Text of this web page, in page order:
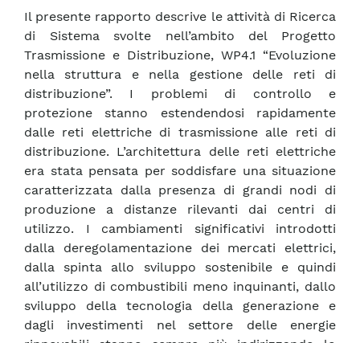
Il presente rapporto descrive le attività di Ricerca
di Sistema svolte nell’ambito del Progetto
Trasmissione e Distribuzione, WP4.1 “Evoluzione
nella struttura e nella gestione delle reti di
distribuzione”. I problemi di controllo e
protezione stanno estendendosi rapidamente
dalle reti elettriche di trasmissione alle reti di
distribuzione. L’architettura delle reti elettriche
era stata pensata per soddisfare una situazione
caratterizzata dalla presenza di grandi nodi di
produzione a distanze rilevanti dai centri di
utilizzo. I cambiamenti significativi introdotti
dalla deregolamentazione dei mercati elettrici,
dalla spinta allo sviluppo sostenibile e quindi
all’utilizzo di combustibili meno inquinanti, dallo
sviluppo della tecnologia della generazione e
dagli investimenti nel settore delle energie